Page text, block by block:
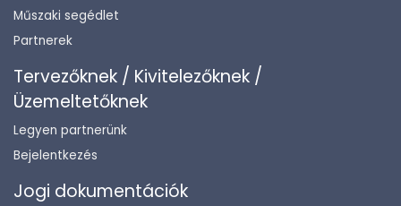
Műszaki segédlet
Partnerek
Tervezőknek / Kivitelezőknek /
Üzemeltetőknek
Legyen partnerünk
Bejelentkezés
Jogi dokumentációk